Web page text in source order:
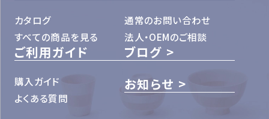
カタログ
すべての商品を見る
通常のお問い合わせ
法人・OEMのご相談
ご利用ガイド
購入ガイド
よくある質問
ブログ
お知らせ